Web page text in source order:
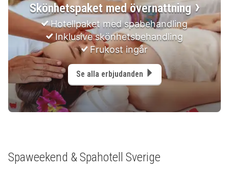
Skönhetspaket med övernattning
Hotellpaket med spabehandling
Inklusive skönhetsbehandling
Frukost ingår
Se alla erbjudanden
Spaweekend & Spahotell Sverige